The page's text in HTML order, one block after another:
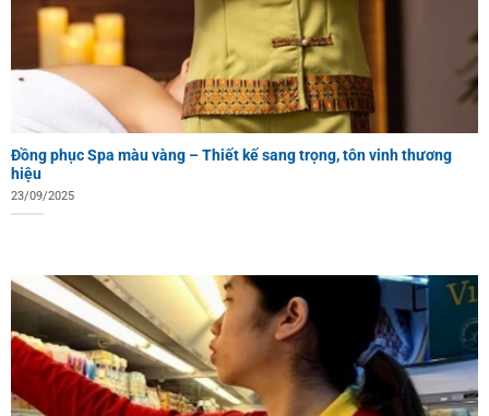
Đồng phục Spa màu vàng – Thiết kế sang trọng, tôn vinh thương
hiệu
23/09/2025